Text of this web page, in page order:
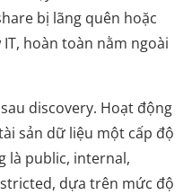
bị lãng quên hoặc
hoàn toàn nằm ngoài
discovery. Hoạt động
sản dữ liệu một cấp độ
là public, internal,
dựa trên mức độ